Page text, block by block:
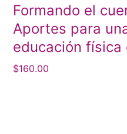
Formando el
Aportes para
educación física
$160.00